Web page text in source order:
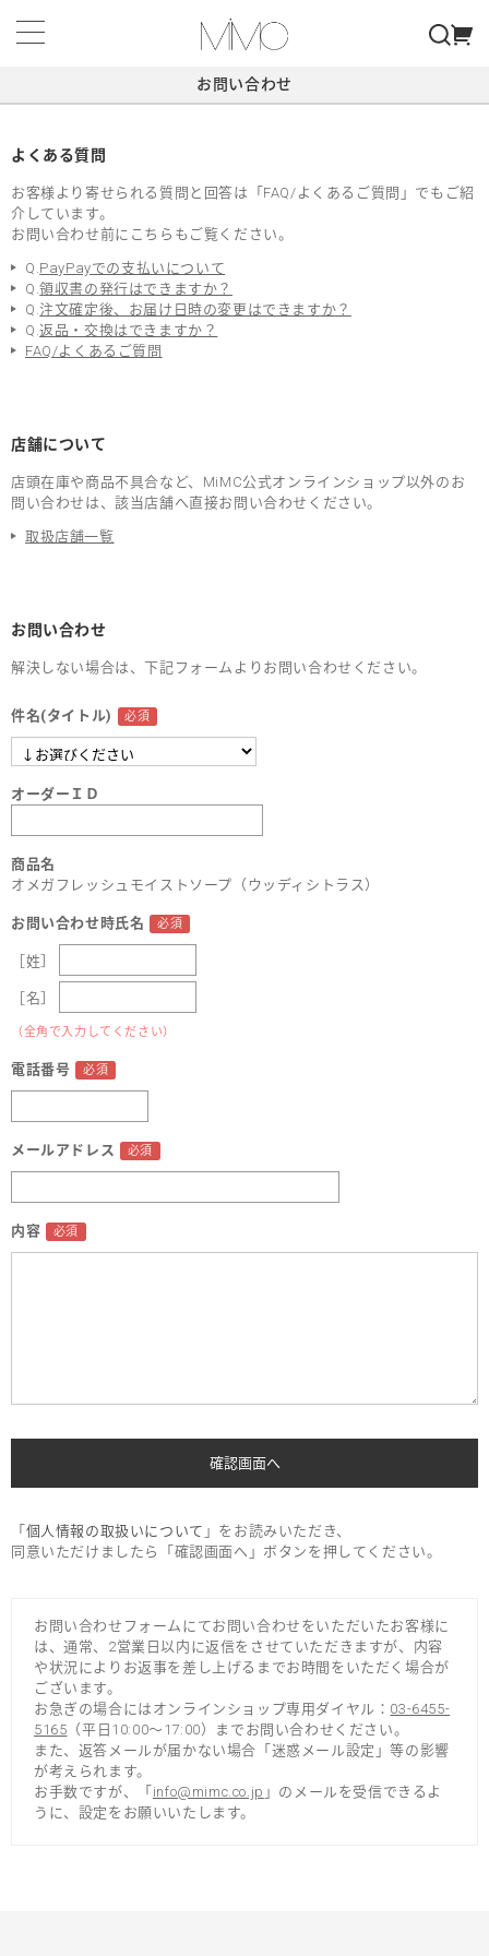
お問い合わせ
よくある質問
お客様より寄せられる質問と回答は「FAQ/よくあるご質問」でもご紹
介しています。
お問い合わせ前にこちらもご覧ください。
Q.PayPayでの支払いについて
Q.領収書の発行はできますか？
Q.注文確定後、お届け日時の変更はできますか？
Q.返品・交換はできますか？
FAQ/よくあるご質問
店舗について
店頭在庫や商品不具合など、MiMC公式オンラインショップ以外のお
問い合わせは、該当店舗へ直接お問い合わせください。
取扱店舗一覧
お問い合わせ
解決しない場合は、下記フォームよりお問い合わせください。
件名(タイトル)
オーダーＩＤ
商品名
オメガフレッシュモイストソープ（ウッディシトラス）
お問い合わせ時氏名
［姓］
［名］
（全角で入力してください）
電話番号
メールアドレス
内容
「 個人情報の取扱いについて 」をお読みいただき、
同意いただけましたら「確認画面へ」ボタンを押してください。
お問い合わせフォームにてお問い合わせをいただいたお客様に
は、通常、2営業日以内に返信をさせていただきますが、内容
や状況によりお返事を差し上げるまでお時間をいただく場合が
ございます。
お急ぎの場合にはオンラインショップ専用ダイヤル： 03-6455-
5165 （平日10:00～17:00）までお問い合わせください。
また、返答メールが届かない場合「迷惑メール設定」等の影響
が考えられます。
お手数ですが、「 info@mimc.co.jp 」のメールを受信できるよ
うに、設定をお願いいたします。